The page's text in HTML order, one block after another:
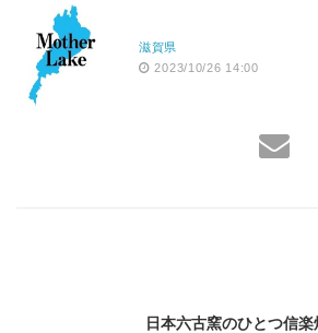
滋賀県
2023/10/26 14:00
日本六古窯のひとつ信楽